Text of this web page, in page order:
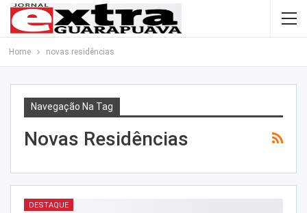
Home novas residências
Navegação Na Tag
Novas Residências
DESTAQUE